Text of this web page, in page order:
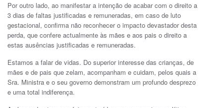
Por outro lado, ao manifestar a intenção de acabar com o direito a
3 dias de faltas justificadas e remuneradas, em caso de luto
gestacional, confirma não reconhecer o impacto devastador desta
perda, que confere actualmente às mães e aos pais o direito a
estas ausências justificadas e remuneradas.
Estamos a falar de vidas. Do superior interesse das crianças, de
mães e de pais que zelam, acompanham e cuidam, pelos quais a
Sra. Ministra e o seu governo demonstram um profundo desprezo
e uma total indiferença.